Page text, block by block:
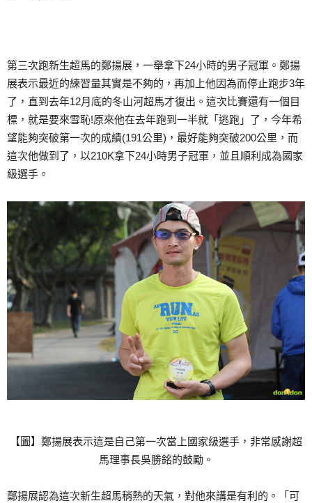
第三次跑新生超馬的鄭揚展，一舉拿下24小時的男子冠軍。鄭揚
展表示最近的練習量其實是不夠的，再加上他因為而停止跑步3年
了，直到去年12月底的冬山河超馬才復出。這次比賽還有一個目
標，就是要來雪恥!原來他在去年跑到一半就「逃跑」了，今年希
望能夠突破第一次的成績(191公里)，最好能夠突破200公里，而
這次他做到了，以210K拿下24小時男子冠軍，並且順利成為國家
級選手。
【圖】鄭揚展表示這是自己第一次當上國家級選手，非常感謝超
馬理事長吳勝銘的鼓勵。
鄭揚展認為這次新生超馬稍熱的天氣，對他來講是有利的。「可